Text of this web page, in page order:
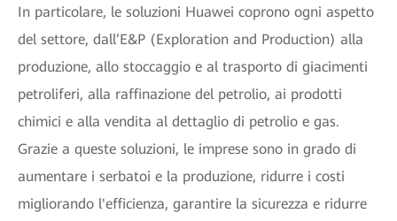
In particolare, le soluzioni Huawei coprono ogni aspetto
del settore, dall’E&P (Exploration and Production) alla
produzione, allo stoccaggio e al trasporto di giacimenti
petroliferi, alla raffinazione del petrolio, ai prodotti
chimici e alla vendita al dettaglio di petrolio e gas.
Grazie a queste soluzioni, le imprese sono in grado di
aumentare i serbatoi e la produzione, ridurre i costi
migliorando l'efficienza, garantire la sicurezza e ridurre